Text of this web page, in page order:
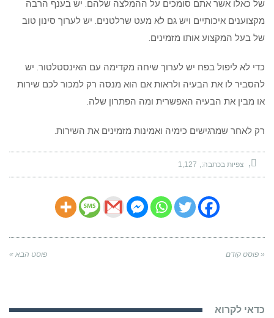
של כאלו אשר אתם סומכים על ההמלצה שלהם. יש בענף הרבה
מקצוענים איכותיים ויש גם לא מעט שרלטנים. יש לערוך סינון טוב
של בעל המקצוע אותו מזמינים.
כדי לא ליפול בפח יש לערוך שיחה מקדימה עם האינסטלטור. יש
להסביר לו את הבעיה ולראות אם הוא מנסה רק למכור לכם שירות
או מבין את הבעיה האפשרית ומה הפתרון שלה.
רק לאחר שמרגישים כימיה ואמינות מזמינים את השירות.
צפיות בכתבה: 1,127
« פוסט קודם פוסט הבא »
כדאי לקרוא